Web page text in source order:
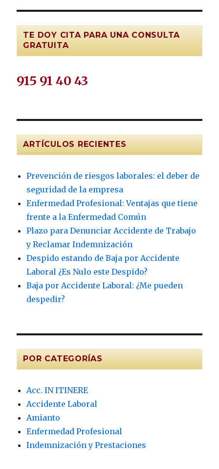
TE DOY CITA PARA UNA CONSULTA
GRATUITA
915 91 40 43
ARTÍCULOS RECIENTES
Prevención de riesgos laborales: el deber de
seguridad de la empresa
Enfermedad Profesional: Ventajas que tiene
frente a la Enfermedad Común
Plazo para Denunciar Accidente de Trabajo
y Reclamar Indemnización
Despido estando de Baja por Accidente
Laboral ¿Es Nulo este Despido?
Baja por Accidente Laboral: ¿Me pueden
despedir?
POR CATEGORÍAS
Acc. IN ITINERE
Accidente Laboral
Amianto
Enfermedad Profesional
Indemnización y Prestaciones